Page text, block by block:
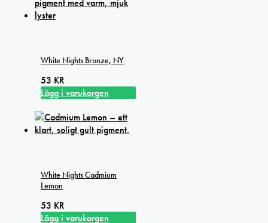
White Nights Bronze, NY
53 KR
Lägg i varukorgen
White Nights Cadmium
Lemon
53 KR
Lägg i varukorgen